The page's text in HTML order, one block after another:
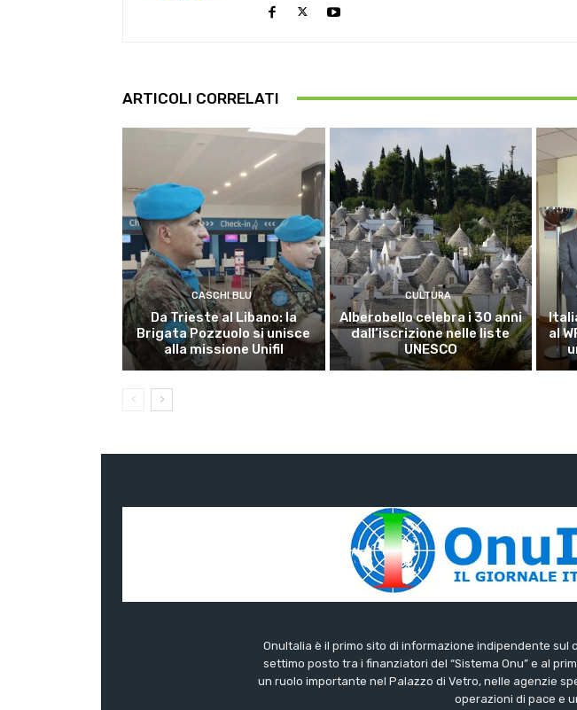
ARTICOLI CORRELATI
CASCHI BLU
Da Trieste al Libano: la
Brigata Pozzuolo si unisce
alla missione Unifil
CULTURA
Alberobello celebra i 30 anni
dall’iscrizione nelle liste
UNESCO
al
OnuItalia è il primo sito di informazione indipendente
settimo posto tra i finanziatori del “Sistema Onu” e al
un ruolo importante nel Palazzo di Vetro, nelle agenzie
operazioni di pace e